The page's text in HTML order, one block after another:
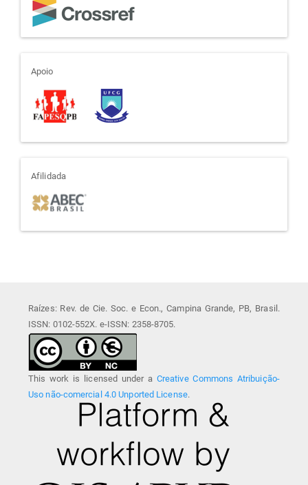
apoio
Apoio
afiliada
Afilidada
Raízes: Rev. de Cie. Soc. e Econ., Campina Grande, PB, Brasil.
ISSN: 0102-552X. e-ISSN: 2358-8705.
This work is licensed under a Creative Commons Atribuição-
Uso não-comercial 4.0 Unported License.